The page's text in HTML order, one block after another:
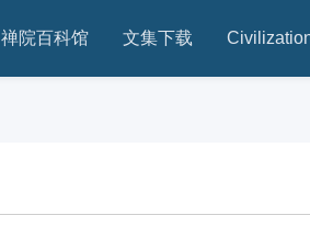
禅院百科馆 文集下载